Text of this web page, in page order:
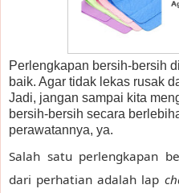
Perlengkapan bersih-bersih
baik. Agar tidak lekas rusak
Jadi, jangan sampai kita
bersih-bersih secara
perawatannya, ya.
Salah satu perlengkapan
dari perhatian adalah lap